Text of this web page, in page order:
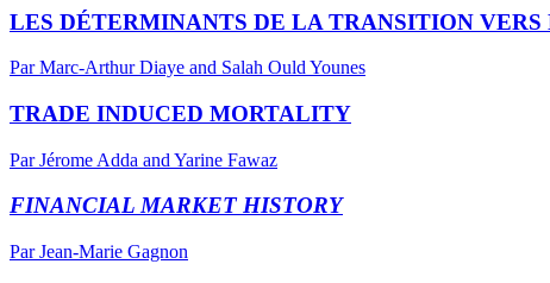
LES DÉTERMINANTS DE LA TRANSITION VERS
Par Marc-Arthur Diaye and Salah Ould Younes
TRADE INDUCED MORTALITY
Par Jérome Adda and Yarine Fawaz
FINANCIAL MARKET HISTORY
Par Jean-Marie Gagnon